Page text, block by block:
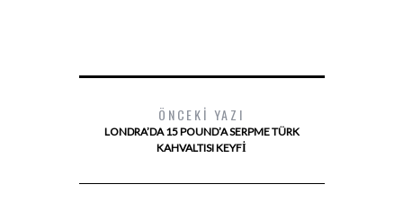
ÖNCEKI YAZI
LONDRA’DA 15 POUND’A SERPME TÜRK
KAHVALTISI KEYFI